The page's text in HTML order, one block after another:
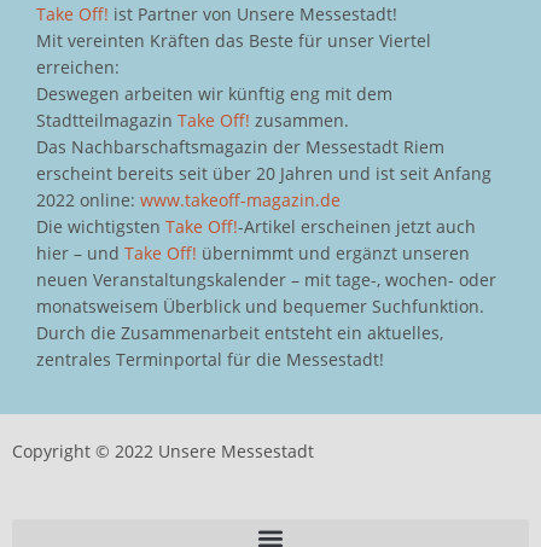
Take Off! ist Partner von Unsere Messestadt!
Mit vereinten Kräften das Beste für unser Viertel
erreichen:
Deswegen arbeiten wir künftig eng mit dem
Stadtteilmagazin Take Off! zusammen.
Das Nachbarschaftsmagazin der Messestadt Riem
erscheint bereits seit über 20 Jahren und ist seit Anfang
2022 online: www.takeoff-magazin.de
Die wichtigsten Take Off!-Artikel erscheinen jetzt auch
hier – und Take Off! übernimmt und ergänzt unseren
neuen Veranstaltungskalender – mit tage-, wochen- oder
monatsweisem Überblick und bequemer Suchfunktion.
Durch die Zusammenarbeit entsteht ein aktuelles,
zentrales Terminportal für die Messestadt!
Copyright © 2022 Unsere Messestadt